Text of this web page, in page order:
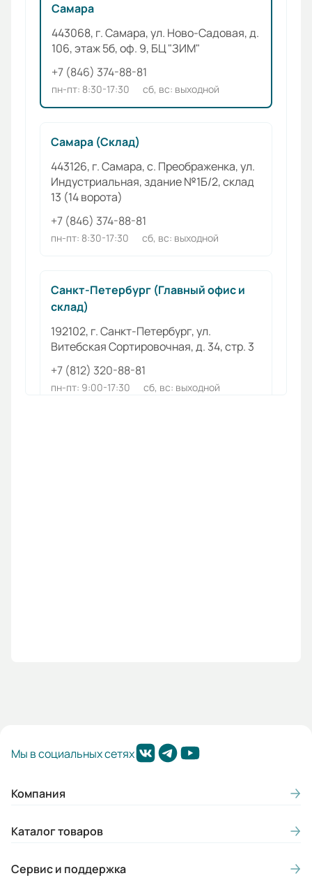
Самара
443068, г. Самара, ул. Ново-Садовая, д.
106, этаж 5б, оф. 9, БЦ "ЗИМ"
+7 (846) 374-88-81
пн-пт: 8:30-17:30 сб, вс: выходной
Самара (Склад)
443126, г. Самара, с. Преображенка, ул.
Индустриальная, здание №1Б/2, склад
13 (14 ворота)
+7 (846) 374-88-81
пн-пт: 8:30-17:30 сб, вс: выходной
Санкт-Петербург (Главный офис и
склад)
192102, г. Санкт-Петербург, ул.
Витебская Сортировочная, д. 34, стр. 3
+7 (812) 320-88-81
пн-пт: 9:00-17:30 сб, вс: выходной
Барнаул
Мы в социальных сетях
Компания
Каталог товаров
Сервис и поддержка